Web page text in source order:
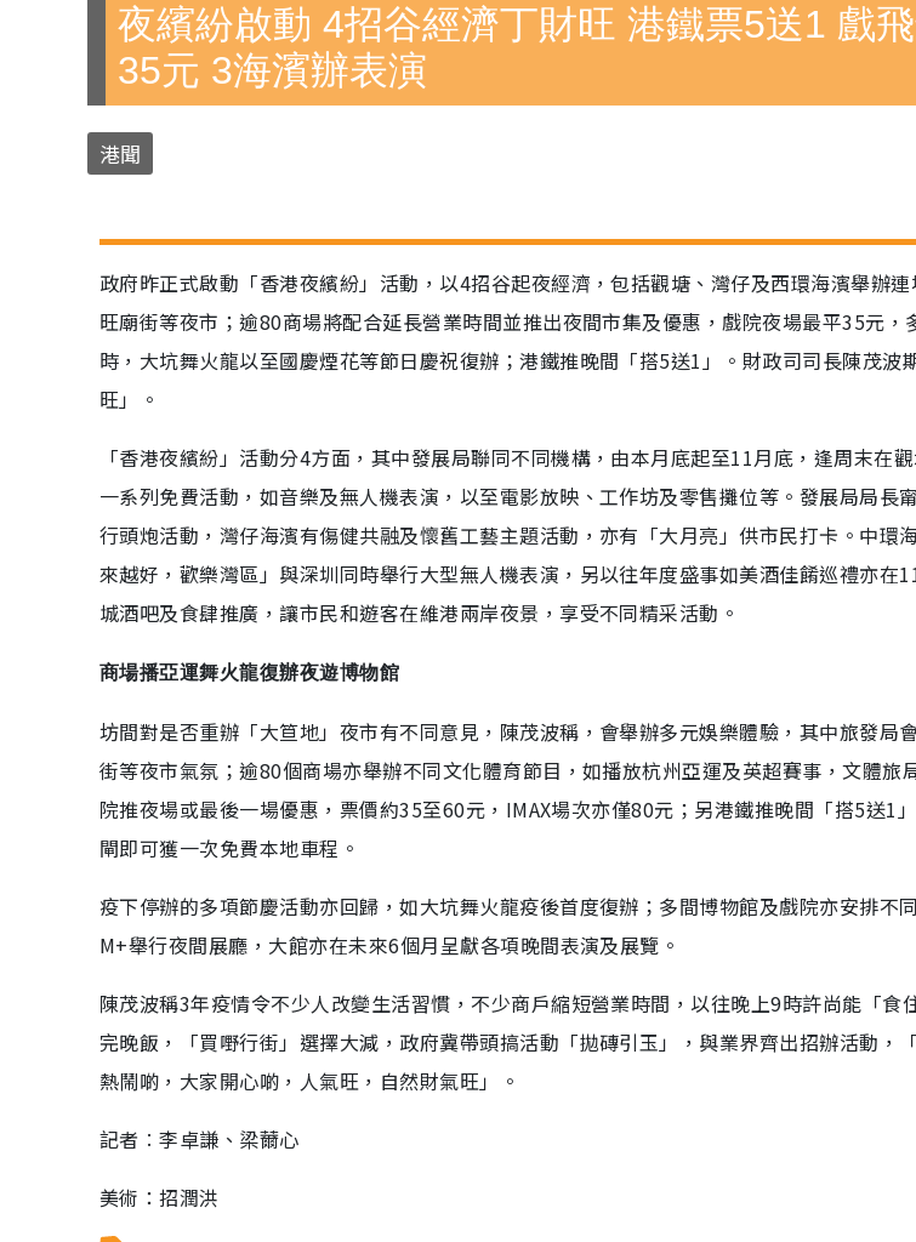
夜繽紛啟動 4招谷經濟丁財旺 港鐵票5送1 戲
35元 3海濱辦表演
港聞
政府昨正式啟動「香港夜繽紛」活動，以4招谷起夜經濟，包括觀塘、灣仔及西環海濱舉辦
旺廟街等夜市；逾80商場將配合延長營業時間並推出夜間市集及優惠，戲院夜場最平35元，
時，大坑舞火龍以至國慶煙花等節日慶祝復辦；港鐵推晚間「搭5送1」。財政司司長陳茂波
旺」。
「香港夜繽紛」活動分4方面，其中發展局聯同不同機構，由本月底起至11月底，逢周末在
一系列免費活動，如音樂及無人機表演，以至電影放映、工作坊及零售攤位等。發展局局長
行頭炮活動，灣仔海濱有傷健共融及懷舊工藝主題活動，亦有「大月亮」供市民打卡。中環
來越好，歡樂灣區」與深圳同時舉行大型無人機表演，另以往年度盛事如美酒佳餚巡禮亦在
城酒吧及食肆推廣，讓市民和遊客在維港兩岸夜景，享受不同精采活動。
商場播亞運舞火龍復辦夜遊博物館
坊間對是否重辦「大笪地」夜市有不同意見，陳茂波稱，會舉辦多元娛樂體驗，其中旅發局
街等夜市氣氛；逾80個商場亦舉辦不同文化體育節目，如播放杭州亞運及英超賽事，文體旅
院推夜場或最後一場優惠，票價約35至60元，IMAX場次亦僅80元；另港鐵推晚間「搭5送1
閘即可獲一次免費本地車程。
疫下停辦的多項節慶活動亦回歸，如大坑舞火龍疫後首度復辦；多間博物館及戲院亦安排不
M+舉行夜間展廳，大館亦在未來6個月呈獻各項晚間表演及展覽。
陳茂波稱3年疫情令不少人改變生活習慣，不少商戶縮短營業時間，以往晚上9時許尚能「食
完晚飯，「買嘢行街」選擇大減，政府冀帶頭搞活動「拋磚引玉」，與業界齊出招辦活動，
熱鬧啲，大家開心啲，人氣旺，自然財氣旺」。
記者︰李卓謙、梁薾心
美術：招潤洪